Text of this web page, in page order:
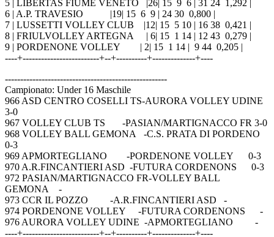
5 | LIBERTAS FIUME VENETO |26| 15 9 6 | 31 24 1,292 |
6 | A.P. TRAVESIO |19| 15 6 9 | 24 30 0,800 |
7 | LUSSETTI VOLLEY CLUB |12| 15 5 10 | 16 38 0,421 |
8 | FRIULVOLLEY ARTEGNA | 6| 15 1 14 | 12 43 0,279 |
9 | PORDENONE VOLLEY | 2| 15 1 14 | 9 44 0,205 |
----+-------------------------+--+----------+--------------+----
-----------------------------------------------------
Campionato: Under 16 Maschile
966 ASD CENTRO COSELLI TS-AURORA VOLLEY UDINE
3-0
967 VOLLEY CLUB TS -PASIAN/MARTIGNACCO FR 3-0
968 VOLLEY BALL GEMONA -C.S. PRATA DI PORDENO
0-3
969 APMORTEGLIANO -PORDENONE VOLLEY 0-3
970 A.R.FINCANTIERI ASD -FUTURA CORDENONS 0-3
972 PASIAN/MARTIGNACCO FR-VOLLEY BALL
GEMONA -
973 CCR IL POZZO -A.R.FINCANTIERI ASD -
974 PORDENONE VOLLEY -FUTURA CORDENONS -
976 AURORA VOLLEY UDINE -APMORTEGLIANO -
----+-------------------------+--+----------+--------------+----